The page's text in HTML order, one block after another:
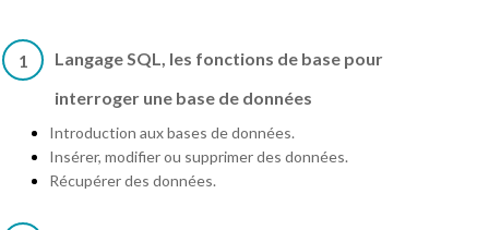
1
Langage SQL, les fonctions de base pour
interroger une base de données
Introduction aux bases de données.
Insérer, modifier ou supprimer des données.
Récupérer des données.